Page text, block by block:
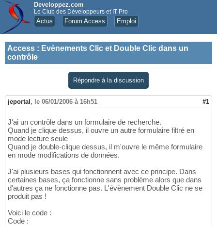
Developpez.com
Le Club des Développeurs et IT Pro
Actus Forum Access Emploi
Access : Evènements Clic et Double Clic dans un
contrôle
Répondre à la discussion
jeportal , le 06/01/2006 à 16h51 #1
J'ai un contrôle dans un formulaire de recherche.
Quand je clique dessus, il ouvre un autre formulaire filtré en
mode lecture seule
Quand je double-clique dessus, il m'ouvre le même formulaire
en mode modifications de données.
J'ai plusieurs bases qui fonctionnent avec ce principe. Dans
certaines bases, ça fonctionne sans problème alors que dans
d'autres ça ne fonctionne pas. L'évènement Double Clic ne se
produit pas !
Voici le code :
Code :